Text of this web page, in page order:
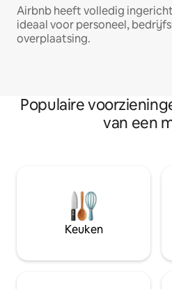
Airbnb heeft volledig
ideaal voor personeel,
overplaatsing.
Populaire
van een
Keuken